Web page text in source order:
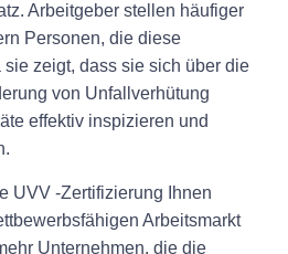
Arbeitgeber stellen häufiger
Personen, die diese
zeigt, dass sie sich über die
von Unfallverhütung
effektiv inspizieren und
UVV -Zertifizierung Ihnen
Arbeitsmarkt
Unternehmen, die die